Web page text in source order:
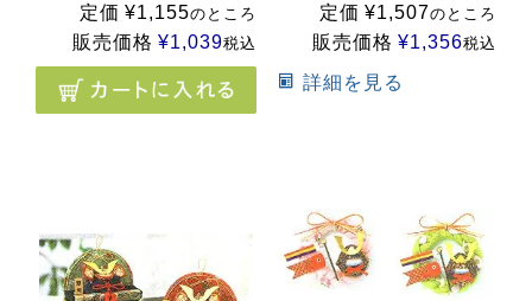
定価 ¥1,155のところ
販売価格 ¥1,039税込
定価 ¥1,507のところ
販売価格 ¥1,356税込
詳細を見る